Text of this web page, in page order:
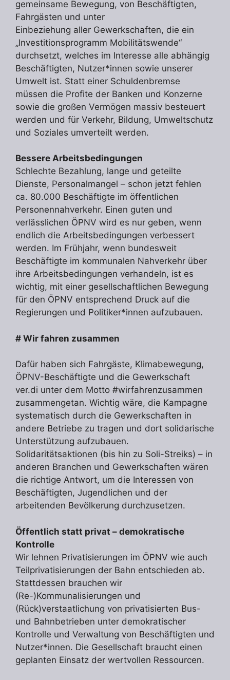
gemeinsame Bewegung, von Beschäftigten,
Fahrgästen und unter
Einbeziehung aller Gewerkschaften, die ein
„Investitionsprogramm Mobilitätswende“
durchsetzt, welches im Interesse alle abhängig
Beschäftigten, Nutzer*innen sowie unserer
Umwelt ist. Statt einer Schuldenbremse
müssen die Profite der Banken und Konzerne
sowie die großen Vermögen massiv besteuert
werden und für Verkehr, Bildung, Umweltschutz
und Soziales umverteilt werden.
Bessere Arbeitsbedingungen
Schlechte Bezahlung, lange und geteilte
Dienste, Personalmangel – schon jetzt fehlen
ca. 80.000 Beschäftigte im öffentlichen
Personennahverkehr. Einen guten und
verlässlichen ÖPNV wird es nur geben, wenn
endlich die Arbeitsbedingungen verbessert
werden. Im Frühjahr, wenn bundesweit
Beschäftigte im kommunalen Nahverkehr über
ihre Arbeitsbedingungen verhandeln, ist es
wichtig, mit einer gesellschaftlichen Bewegung
für den ÖPNV entsprechend Druck auf die
Regierungen und Politiker*innen aufzubauen.
# Wir fahren zusammen
Dafür haben sich Fahrgäste, Klimabewegung,
ÖPNV-Beschäftigte und die Gewerkschaft
ver.di unter dem Motto #wirfahrenzusammen
zusammengetan. Wichtig wäre, die Kampagne
systematisch durch die Gewerkschaften in
andere Betriebe zu tragen und dort solidarische
Unterstützung aufzubauen.
Solidaritätsaktionen (bis hin zu Soli-Streiks) – in
anderen Branchen und Gewerkschaften wären
die richtige Antwort, um die Interessen von
Beschäftigten, Jugendlichen und der
arbeitenden Bevölkerung durchzusetzen.
Öffentlich statt privat – demokratische
Kontrolle
Wir lehnen Privatisierungen im ÖPNV wie auch
Teilprivatisierungen der Bahn entschieden ab.
Stattdessen brauchen wir
(Re-)Kommunalisierungen und
(Rück)verstaatlichung von privatisierten Bus-
und Bahnbetrieben unter demokratischer
Kontrolle und Verwaltung von Beschäftigten und
Nutzer*innen. Die Gesellschaft braucht einen
geplanten Einsatz der wertvollen Ressourcen.